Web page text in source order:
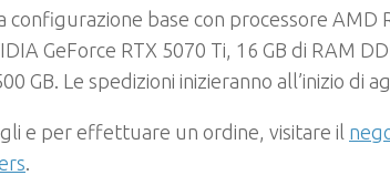
configurazione base con processore AMD
GeForce RTX 5070 Ti, 16 GB di RAM
GB. Le spedizioni inizieranno all’inizio di
e per effettuare un ordine, visitare il
.